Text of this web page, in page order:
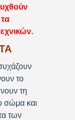
το
τη
σώμα και
των